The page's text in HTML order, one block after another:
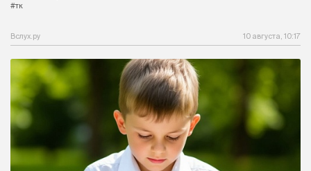
#тк
Вслух.ру 10 августа, 10:17